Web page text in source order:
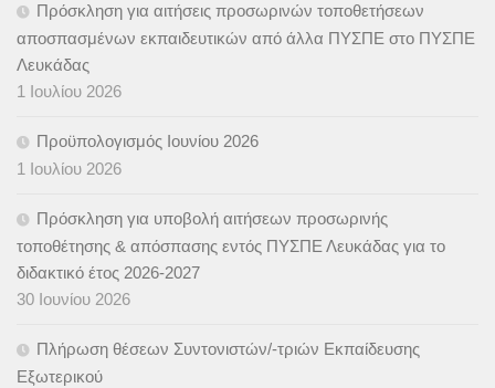
Πρόσκληση για αιτήσεις προσωρινών τοποθετήσεων
αποσπασμένων εκπαιδευτικών από άλλα ΠΥΣΠΕ στο ΠΥΣΠΕ
Λευκάδας
1 Ιουλίου 2026
Προϋπολογισμός Ιουνίου 2026
1 Ιουλίου 2026
Πρόσκληση για υποβολή αιτήσεων προσωρινής
τοποθέτησης & απόσπασης εντός ΠΥΣΠΕ Λευκάδας για το
διδακτικό έτος 2026-2027
30 Ιουνίου 2026
Πλήρωση θέσεων Συντονιστών/-τριών Εκπαίδευσης
Εξωτερικού